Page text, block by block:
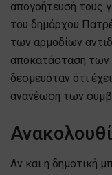
απογοήτευσή τους
του δημάρχου
των αρμοδίων
αποκατάσταση των
δεσμευόταν ότι
ανανέωση των
Αν και η δημοτική